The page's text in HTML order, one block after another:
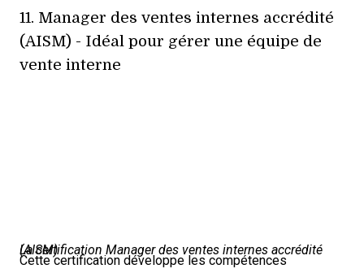
11. Manager des ventes internes accrédité
(AISM) - Idéal pour gérer une équipe de
vente interne
La certification Manager des ventes internes accrédité (AISM)
Cette certification développe les compétences